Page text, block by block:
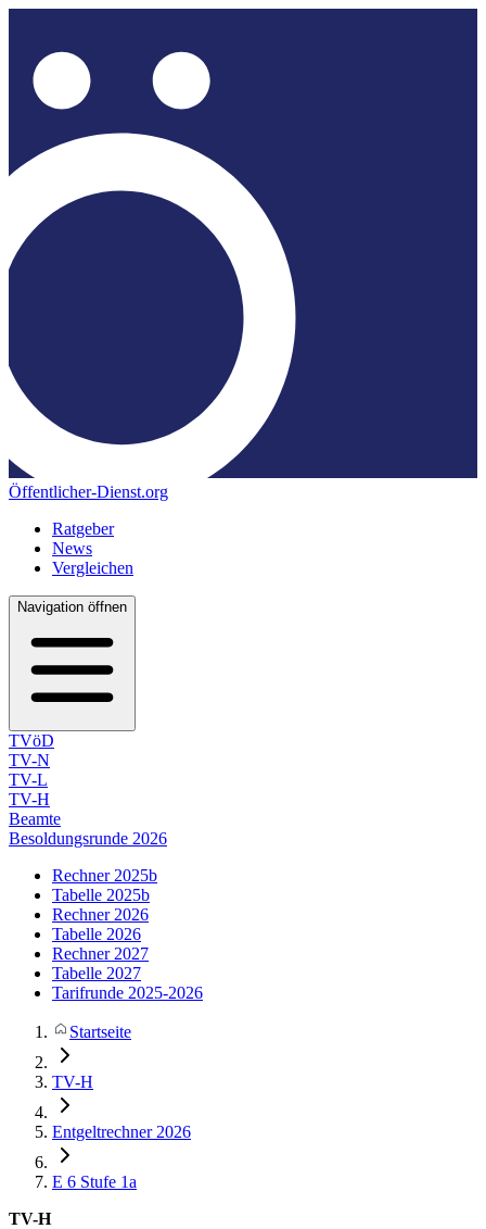
Öffentlicher-Dienst.org
Ratgeber
News
Vergleichen
Navigation öffnen
TVöD
TV-N
TV-L
TV-H
Beamte
Besoldungsrunde 2026
Rechner 2025b
Tabelle 2025b
Rechner 2026
Tabelle 2026
Rechner 2027
Tabelle 2027
Tarifrunde 2025-2026
Startseite
TV-H
Entgeltrechner 2026
E 6 Stufe 1a
TV-H